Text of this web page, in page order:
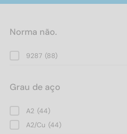
Norma não.
9287 (88)
Grau de aço
A2 (44)
A2/Cu (44)